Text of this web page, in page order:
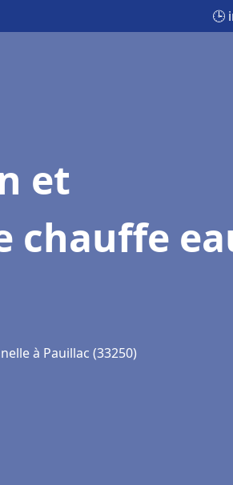
🕒
et
chauffe
à Pauillac (33250)